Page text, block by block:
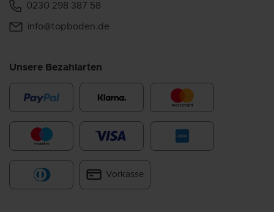
0230 298 387 58
info@topboden.de
Unsere Bezahlarten
Vorkasse